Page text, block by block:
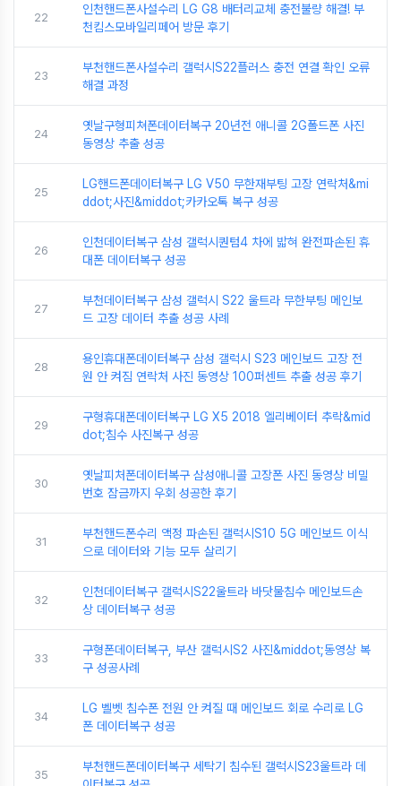
22
인천핸드폰사설수리 LG G8 배터리교체 충전불량 해결! 부
천킴스모바일리페어 방문 후기
23
부천핸드폰사설수리 갤럭시S22플러스 충전 연결 확인 오류
해결 과정
24
옛날구형피쳐폰데이터복구 20년전 애니콜 2G폴드폰 사진
동영상 추출 성공
25
LG핸드폰데이터복구 LG V50 무한재부팅 고장 연락처&mi
ddot;사진&middot;카카오톡 복구 성공
26
인천데이터복구 삼성 갤럭시퀀텀4 차에 밟혀 완전파손된 휴
대폰 데이터복구 성공
27
부천데이터복구 삼성 갤럭시 S22 울트라 무한부팅 메인보
드 고장 데이터 추출 성공 사례
28
용인휴대폰데이터복구 삼성 갤럭시 S23 메인보드 고장 전
원 안 켜짐 연락처 사진 동영상 100퍼센트 추출 성공 후기
29
구형휴대폰데이터복구 LG X5 2018 엘리베이터 추락&mid
dot;침수 사진복구 성공
30
옛날피처폰데이터복구 삼성애니콜 고장폰 사진 동영상 비밀
번호 잠금까지 우회 성공한 후기
31
부천핸드폰수리 액정 파손된 갤럭시S10 5G 메인보드 이식
으로 데이터와 기능 모두 살리기
32
인천데이터복구 갤럭시S22울트라 바닷물침수 메인보드손
상 데이터복구 성공
33
구형폰데이터복구, 부산 갤럭시S2 사진&middot;동영상 복
구 성공사례
34
LG 벨벳 침수폰 전원 안 켜질 때 메인보드 회로 수리로 LG
폰 데이터복구 성공
35
부천핸드폰데이터복구 세탁기 침수된 갤럭시S23울트라 데